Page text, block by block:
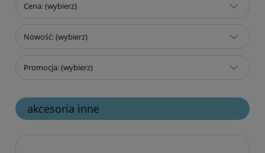
Cena: (wybierz)
Nowość: (wybierz)
Promocja: (wybierz)
akcesoria inne